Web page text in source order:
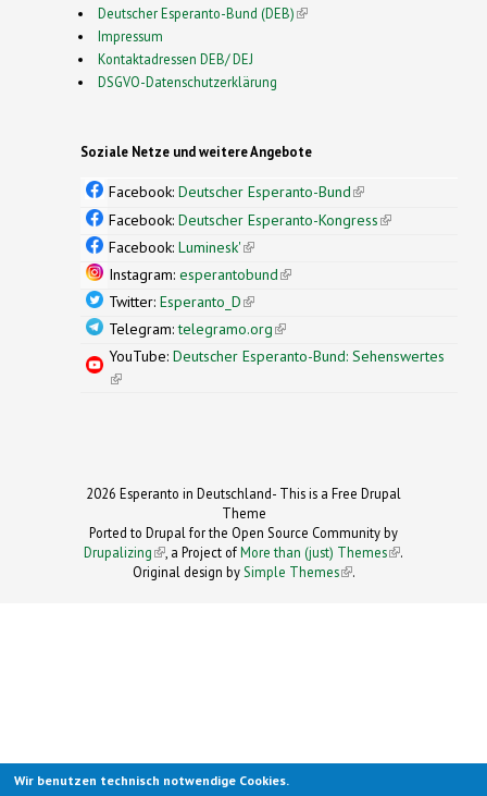
Deutscher Esperanto-Bund (DEB)(link is external)
Impressum
Kontaktadressen DEB/ DEJ
DSGVO-Datenschutzerklärung
Soziale Netze und weitere Angebote
Facebook: Deutscher Esperanto-Bund(link is
external)
Facebook: Deutscher Esperanto-Kongress(link is
Facebook: Luminesk'(link is external)
Instagram: esperantobund(link is external)
Twitter: Esperanto_D(link is external)
Telegram:telegramo.org(link is external)
YouTube: Deutscher Esperanto-Bund: Sehenswertes
(link is external)
2026 Esperanto in Deutschland- This is a Free Drupal
Theme
Ported to Drupal for the Open Source Community by
Drupalizing(link is external)
, a Project ofMore than (just) Themes (link is
.
Original design by Simple Themes
(link is
.
Wir benutzen technisch notwendige Cookies.